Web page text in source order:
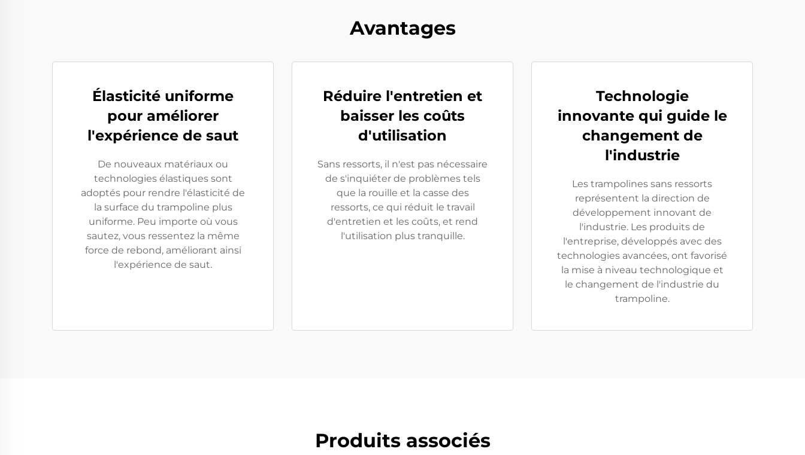
Avantages
Élasticité uniforme
pour améliorer
l'expérience de saut
De nouveaux matériaux ou
technologies élastiques sont
adoptés pour rendre l'élasticité de
la surface du trampoline plus
uniforme. Peu importe où vous
sautez, vous ressentez la même
force de rebond, améliorant ainsi
l'expérience de saut.
Réduire l'entretien et
baisser les coûts
d'utilisation
Sans ressorts, il n'est pas nécessaire
de s'inquiéter de problèmes tels
que la rouille et la casse des
ressorts, ce qui réduit le travail
d'entretien et les coûts, et rend
l'utilisation plus tranquille.
Technologie
innovante qui guide le
changement de
l'industrie
Les trampolines sans ressorts
représentent la direction de
développement innovant de
l'industrie. Les produits de
l'entreprise, développés avec des
technologies avancées, ont favorisé
la mise à niveau technologique et
le changement de l'industrie du
trampoline.
Produits associés